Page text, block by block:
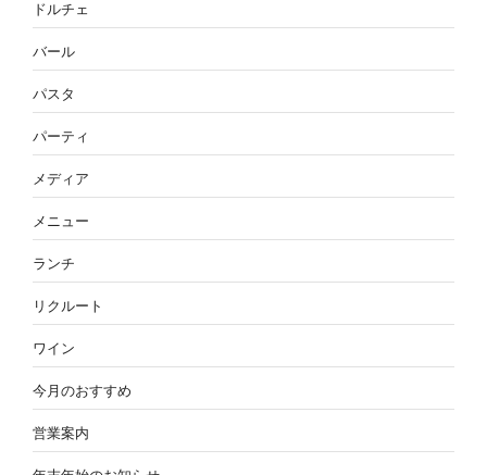
ドルチェ
バール
パスタ
パーティ
メディア
メニュー
ランチ
リクルート
ワイン
今月のおすすめ
営業案内